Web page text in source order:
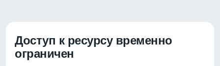
Доступ к ресурсу временно
ограничен